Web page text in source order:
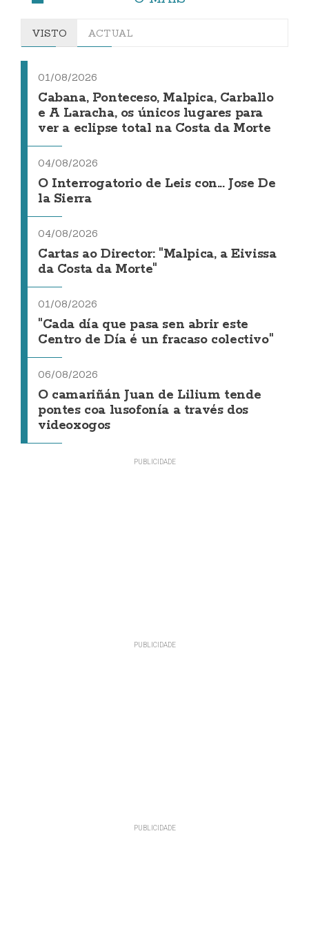
VISTO ACTUAL
01/08/2026
Cabana, Ponteceso, Malpica, Carballo
e A Laracha, os únicos lugares para
ver a eclipse total na Costa da Morte
04/08/2026
O Interrogatorio de Leis con... Jose De
la Sierra
04/08/2026
Cartas ao Director: "Malpica, a Eivissa
da Costa da Morte"
01/08/2026
"Cada día que pasa sen abrir este
Centro de Día é un fracaso colectivo"
06/08/2026
O camariñán Juan de Lilium tende
pontes coa lusofonía a través dos
videoxogos